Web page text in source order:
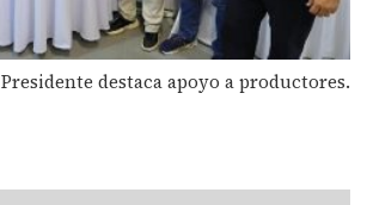
Presidente destaca apoyo a productores.